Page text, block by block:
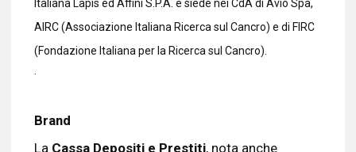
Italiana Lapis ed Affini S.P.A. e siede nei CdA di Avio Spa,
AIRC (Associazione Italiana Ricerca sul Cancro) e di FIRC
(Fondazione Italiana per la Ricerca sul Cancro).
.
Brand
La Cassa Depositi e Prestiti, nota anche